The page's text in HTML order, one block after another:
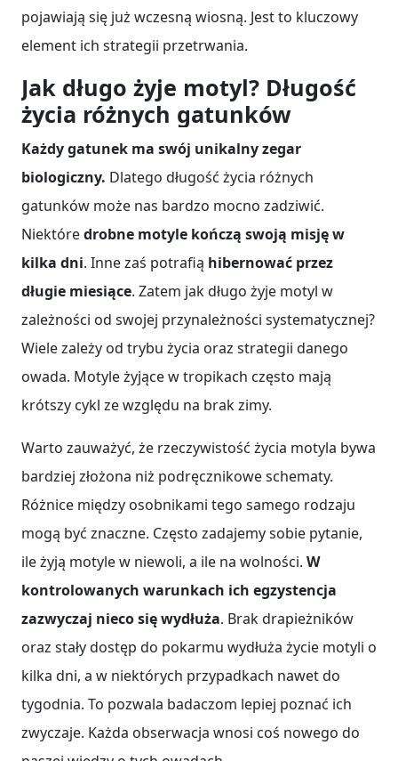
pojawiają się już wczesną wiosną. Jest to kluczowy
element ich strategii przetrwania.
Jak długo żyje motyl? Długość
życia różnych gatunków
Każdy gatunek ma swój unikalny zegar
biologiczny. Dlatego długość życia różnych
gatunków może nas bardzo mocno zadziwić.
Niektóredrobne motyle kończą swoją misję w
kilka dni. Inne zaś potrafią hibernować przez
długie miesiące. Zatem jak długo żyje motyl w
zależności od swojej przynależności systematycznej?
Wiele zależy od trybu życia oraz strategii danego
owada. Motyle żyjące w tropikach często mają
krótszy cykl ze względu na brak zimy.
Warto zauważyć, że rzeczywistość życia motyla bywa
bardziej złożona niż podręcznikowe schematy.
Różnice między osobnikami tego samego rodzaju
mogą być znaczne. Często zadajemy sobie pytanie,
ile żyją motyle w niewoli, a ile na wolności. W
kontrolowanych warunkach ich egzystencja
zazwyczaj nieco się wydłuża. Brak drapieżników
oraz stały dostęp do pokarmu wydłuża życie motyli o
kilka dni, a w niektórych przypadkach nawet do
tygodnia. To pozwala badaczom lepiej poznać ich
zwyczaje. Każda obserwacja wnosi coś nowego do